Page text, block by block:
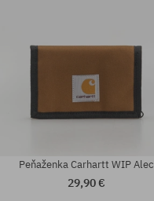
Peňaženka Carhartt WIP Alec
29,90 €